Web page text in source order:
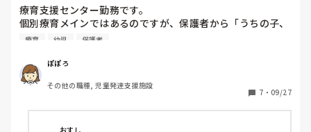
並べて2枚ずつになるようにコピーをして、本児がすきな色の
画用紙にコピーして切ったものを貼り、ラミネートにかけると
気持ちの絵合わせカードが完成します。
絵合わせカードで楽しみながら、楽しいカードを取ると、今日
どんなことが楽しかった？など、気持ちを聞き答えながら、遊
びの中でコミニュケーションも取れ飽きずに楽しむことができ
本人に内容を聞いて書き込みすごろくをして楽しんでいまし
療育支援センター勤務です。
個別療育メインではあるのですが、保護者から「うちの子、
厳しい先生の前だとぴしっとするけど、先生の前だと優しい
ます。
個別だから、最低限の枠は守りつつ(挨拶、こちらが持って
きた活動をする、時間になったら遊びをやめて帰る)、ある
程度子どもの表現に付き合いつつ、今やる活動へ自主的に切
り替えられるよう意図を持って関わってはいます。試し行動
のなかで、善悪の基準や、他者にも気持ちがあり相手に合わ
療育 幼児 保護者
ぽぽろ
その他の職種, 児童発達支援施設
7 ・ 09/27
おすし